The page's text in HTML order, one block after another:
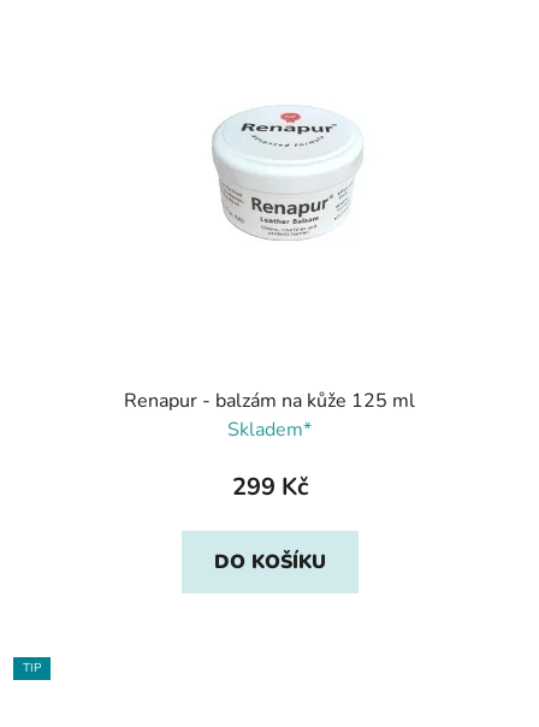
Renapur - balzám na kůže 125 ml
Skladem*
299 Kč
DO KOŠÍKU
TIP